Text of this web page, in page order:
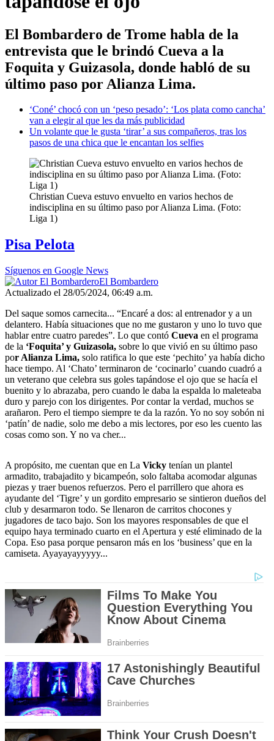
El Bombardero de Trome habla de la
entrevista que le brindó Cueva a la
Foquita y Guizasola, donde habló de su
último paso por Alianza Lima.
‘Coné’ chocó con un ‘peso pesado’: ‘Los plata como cancha’
van a elegir al que les da más publicidad
Un volante que le gusta ‘tirar’ a sus compañeros, tras los
pasos de una chica que le encantan los selfies
Christian Cueva estuvo envuelto en varios hechos de
indisciplina en su último paso por Alianza Lima. (Foto:
Liga 1)
Pisa Pelota
Síguenos en Google News
El Bombardero
Actualizado el 28/05/2024, 06:49 a.m.
Del saque somos carnecita... “Encaré a dos: al entrenador y a un
delantero. Había situaciones que no me gustaron y uno lo tuvo que
hablar entre cuatro paredes”. Lo que contó Cueva en el programa
de la ‘Foquita’ y Guizasola, sobre lo que vivió en su último paso
por Alianza Lima, solo ratifica lo que este ‘pechito’ ya había dicho
hace tiempo. Al ‘Chato’ terminaron de ‘cocinarlo’ cuando cuadró a
un veterano que celebra sus goles tapándose el ojo que se hacía el
buenito y lo abrazaba, pero cuando le daba la espalda lo maleteaba
duro y parejo con los dirigentes. Por contar la verdad, muchos se
arañaron. Pero el tiempo siempre te da la razón. Yo no soy sobón ni
‘patín’ de nadie, solo me debo a mis lectores, por eso les cuento las
cosas como son. Y no va cher...
A propósito, me cuentan que en La Vicky tenían un plantel
armadito, trabajadito y bicampeón, solo faltaba acomodar algunas
piezas y traer buenos refuerzos. Pero el parrillero que ahora es
ayudante del ‘Tigre’ y un gordito empresario se sintieron dueños del
club y desarmaron todo. Se llenaron de carritos chocones y
jugadores de taco bajo. Son los mayores responsables de que el
equipo haya terminado cuarto en el Apertura y esté eliminado de la
Copa. Eso pasa porque pensaron más en los ‘business’ que en la
camiseta. Ayayayayyyyy...